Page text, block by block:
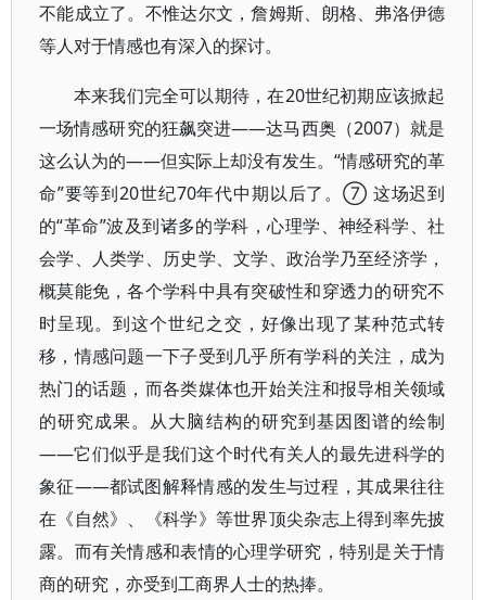
不能成立了。不惟达尔文，詹姆斯、朗格、弗洛伊德
等人对于情感也有深入的探讨。
本来我们完全可以期待，在20世纪初期应该掀起
一场情感研究的狂飙突进——达马西奥（2007）就是
这么认为的——但实际上却没有发生。“情感研究的革
命”要等到20世纪70年代中期以后了。⑦ 这场迟到
的“革命”波及到诸多的学科，心理学、神经科学、社
会学、人类学、历史学、文学、政治学乃至经济学，
概莫能免，各个学科中具有突破性和穿透力的研究不
时呈现。到这个世纪之交，好像出现了某种范式转
移，情感问题一下子受到几乎所有学科的关注，成为
热门的话题，而各类媒体也开始关注和报导相关领域
的研究成果。从大脑结构的研究到基因图谱的绘制
——它们似乎是我们这个时代有关人的最先进科学的
象征——都试图解释情感的发生与过程，其成果往往
在《自然》、《科学》等世界顶尖杂志上得到率先披
露。而有关情感和表情的心理学研究，特别是关于情
商的研究，亦受到工商界人士的热捧。